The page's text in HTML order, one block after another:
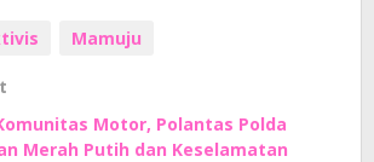
Mamuju
Motor, Polantas Polda
Merah Putih dan Keselamatan